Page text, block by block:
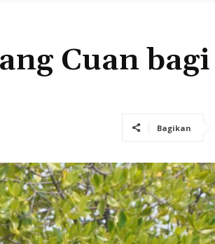
Cuan bagi
Bagikan